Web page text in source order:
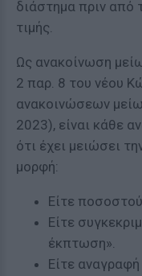
διάστημα πριν από
τιμής.
Ως ανακοίνωση
2 παρ. 8 του νέου
ανακοινώσεων
2023), είναι κάθε
ότι έχει μειώσει
μορφή:
Είτε
Είτε
έκπτωση».
Είτε